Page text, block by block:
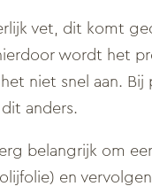
vet, dit komt
wordt het
niet snel aan. Bij
anders.
belangrijk om
en